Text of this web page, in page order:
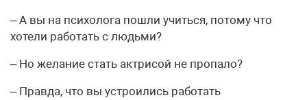
– А вы на психолога пошли учиться, потому что
хотели работать с людьми?
– Но желание стать актрисой не пропало?
– Правда, что вы устроились работать